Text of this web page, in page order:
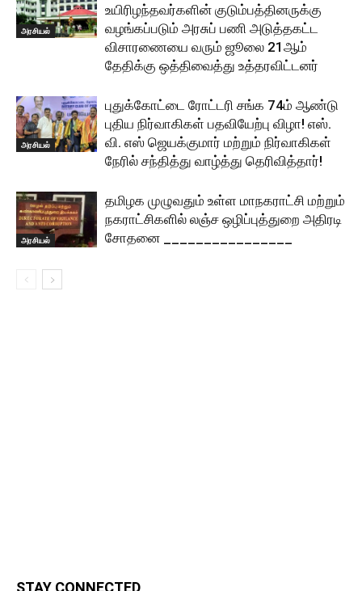
அரசியல்
உயிரிழந்தவர்களின் குடும்பத்தினருக்கு
வழங்கப்படும் அரசுப் பணி அடுத்தகட்ட
விசாரணையை வரும் ஜூலை 21ஆம்
தேதிக்கு ஒத்திவைத்து உத்தரவிட்டனர்
அரசியல்
புதுக்கோட்டை ரோட்டரி சங்க 74ம் ஆண்டு
புதிய நிர்வாகிகள் பதவியேற்பு விழா! எஸ்.
வி. எஸ் ஜெயக்குமார் மற்றும் நிர்வாகிகள்
நேரில் சந்தித்து வாழ்த்து தெரிவித்தார்!
அரசியல்
தமிழக முழுவதும் உள்ள மாநகராட்சி மற்றும்
நகராட்சிகளில் லஞ்ச ஒழிப்புத்துறை அதிரடி
சோதனை ________________
STAY CONNECTED